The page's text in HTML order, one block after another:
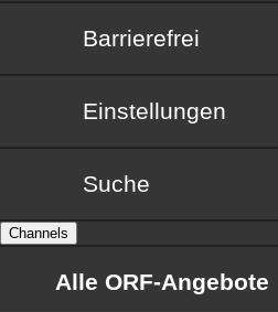
Barrierefrei
Barrierefrei
Einstellungen
Suche
Channels
Alle ORF-Angebote